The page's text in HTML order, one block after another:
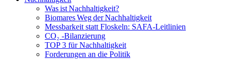
Was ist Nachhaltigkeit?
Biomares Weg der Nachhaltigkeit
Messbarkeit statt Floskeln: SAFA-Leitlinien
CO₂ -Bilanzierung
TOP 3 für Nachhaltigkeit
Forderungen an die Politik